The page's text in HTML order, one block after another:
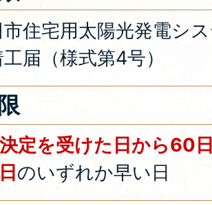
住宅用太陽光発電シ
届（様式第4号）
定を受けた日から60
のいずれか早い日